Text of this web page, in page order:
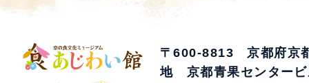
〒600-8813 京都府京
地 京都青果センタービ